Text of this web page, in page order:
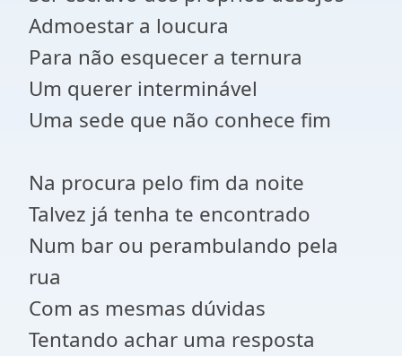
Admoestar a loucura
Para não esquecer a ternura
Um querer interminável
Uma sede que não conhece fim
Na procura pelo fim da noite
Talvez já tenha te encontrado
Num bar ou perambulando pela
rua
Com as mesmas dúvidas
Tentando achar uma resposta